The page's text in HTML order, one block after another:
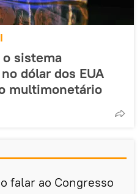
sistema
dólar dos EUA
multimonetário
falar ao Congresso